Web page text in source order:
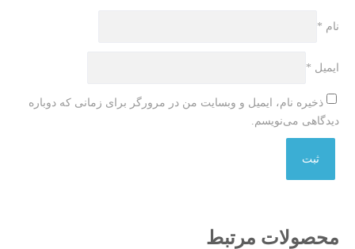
نام *
ایمیل *
ذخیره نام، ایمیل و وبسایت من در مرورگر برای زمانی که دوباره
دیدگاهی می‌نویسم.
محصولات مرتبط